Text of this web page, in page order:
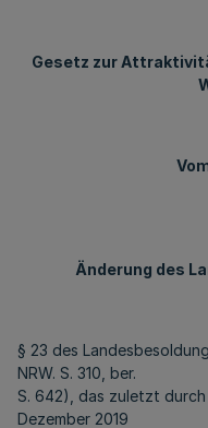
Gesetz zur
Änderung des
§ 23 des
NRW. S. 310, ber.
S. 642), das zuletzt
Dezember 2019